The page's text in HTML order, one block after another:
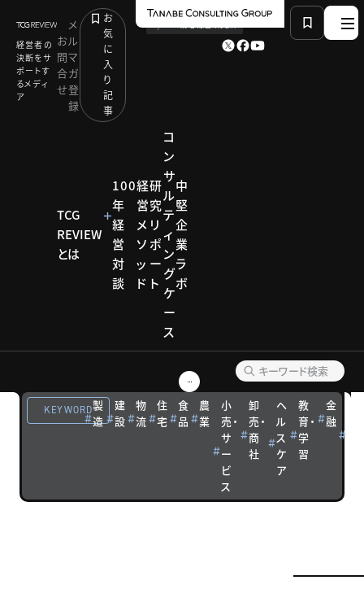
経営者の
決断をサ
ポートす
るメディ
ア
お
問
合
せ
メ
ル
マ
ガ
登
録
お
気
に
入
り
記
事
TCG
REVIEW
とは
100
年
経
営
対
談
経
営
メ
ソ
ッ
ド
研
究
リ
ポ
ー
ト
コ
ン
サ
ル
テ
ィ
ン
グ
ケ
ー
ス
中
堅
企
業
ラ
ボ
KEYWORD製
造
建
設
物
流
住
宅
食
品
農
業
小
売・
サ
ー
ビ
ス
卸
売・
商
社
ヘ
ル
ス
ケ
ア
教
育・
学
習
金
融
コラム有識者連載
Vol.75 デザインで自社を生かす：竹内製菓
コラム
有識者
各分野の有識
まな領域の専
門家による連